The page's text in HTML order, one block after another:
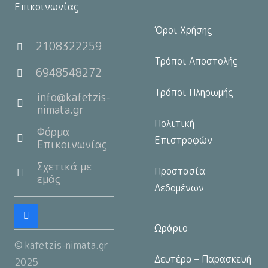
Επικοινωνίας
2108322259
6948548272
info@kafetzis-
nimata.gr
Φόρμα
Επικοινωνίας
Σχετικά με
εμάς
© kafetzis-nimata.gr
2025
Όροι Χρήσης
Τρόποι Αποστολής
Τρόποι Πληρωμής
Πολιτική
Επιστροφών
Προστασία
Δεδομένων
Ωράριο
Δευτέρα – Παρασκευή